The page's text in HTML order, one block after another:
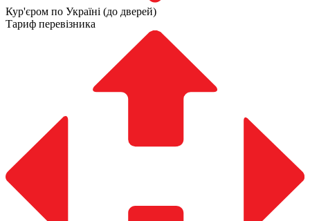
Кур'єром по Україні (до дверей)
Тариф перевізника